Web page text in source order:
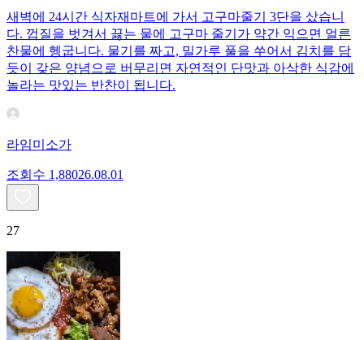
새벽에 24시간 식자재마트에 가서 고구마줄기 3단을 샀습니
다. 껍질을 벗겨서 끓는 물에 고구마 줄기가 약간 익으면 얼른
찬물에 헹굽니다. 물기를 짜고, 밀가루 풀을 쑤어서 김치를 담
듯이 갖은 양념으로 버무리면 자연적인 단맛과 아삭한 식감에
놀라는 맛있는 반찬이 됩니다.
라임미소가
조회수 1,88026.08.01
27